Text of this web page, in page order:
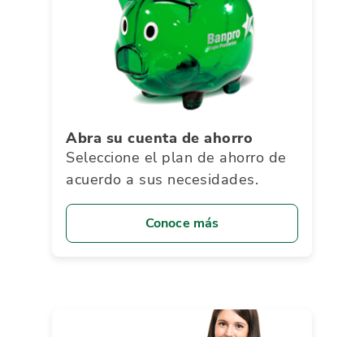
Abra su cuenta de ahorro
Seleccione el plan de ahorro de
acuerdo a sus necesidades.
Conoce más